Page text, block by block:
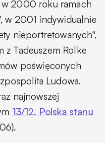
w 2000 roku ramach
w 2001 indywidualnie
nieportretowanych",
Tadeuszem Rolke
poświęconych
Ludowa.
najnowszej
13/12. Polska stanu